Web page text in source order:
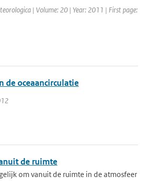
| Volume: 20 | Year: 2011 | First page:
de oceaancirculatie
de ruimte
om vanuit de ruimte in de atmosfeer